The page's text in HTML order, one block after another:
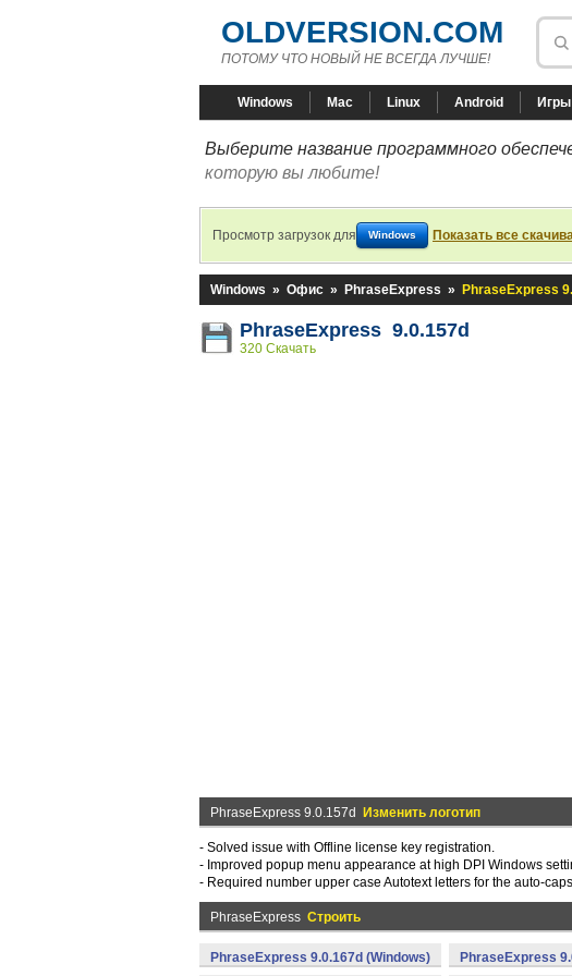
OLDVERSION.COM
ПОТОМУ ЧТО НОВЫЙ НЕ ВСЕГДА ЛУЧШЕ!
Windows Mac Linux Android Игры
Выберите название программного
которую вы любите!
Просмотр загрузок для Windows Показать все
Windows » Офис » PhraseExpress » PhraseExpress
PhraseExpress 9.0.157d
320 Скачать
PhraseExpress 9.0.157d Изменить логотип
- Solved issue with Offline license key registration.
- Improved popup menu appearance at high DPI Windows
- Required number upper case Autotext letters for the auto-
PhraseExpress Строить
PhraseExpress 9.0.167d (Windows) PhraseExpress